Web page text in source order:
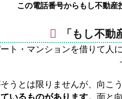
この電話番号からもし不動
「もし不
ート・マンションを借りて
うとは限りませんが、向こ